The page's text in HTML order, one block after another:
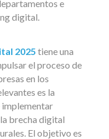
e
digital.
2025 tiene una
el proceso de
en los
es la
brecha digital
El objetivo es